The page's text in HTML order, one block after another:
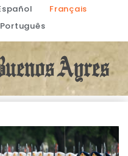
Français
Português